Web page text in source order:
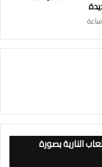
النارية بصورة